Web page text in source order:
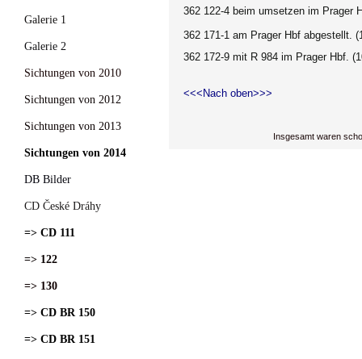
Galerie 1
Galerie 2
Sichtungen von 2010
Sichtungen von 2012
Sichtungen von 2013
Sichtungen von 2014
DB Bilder
CD České Dráhy
=> CD 111
=> 122
=> 130
=> CD BR 150
=> CD BR 151
362 122-4 beim umsetzen im Prager
362 171-1 am Prager Hbf abgestellt.
362 172-9 mit R 984 im Prager Hbf.
<<<Nach oben>>>
Insgesamt waren